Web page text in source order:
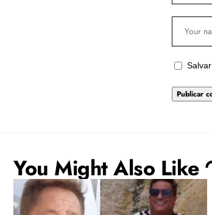
You Might Also Like